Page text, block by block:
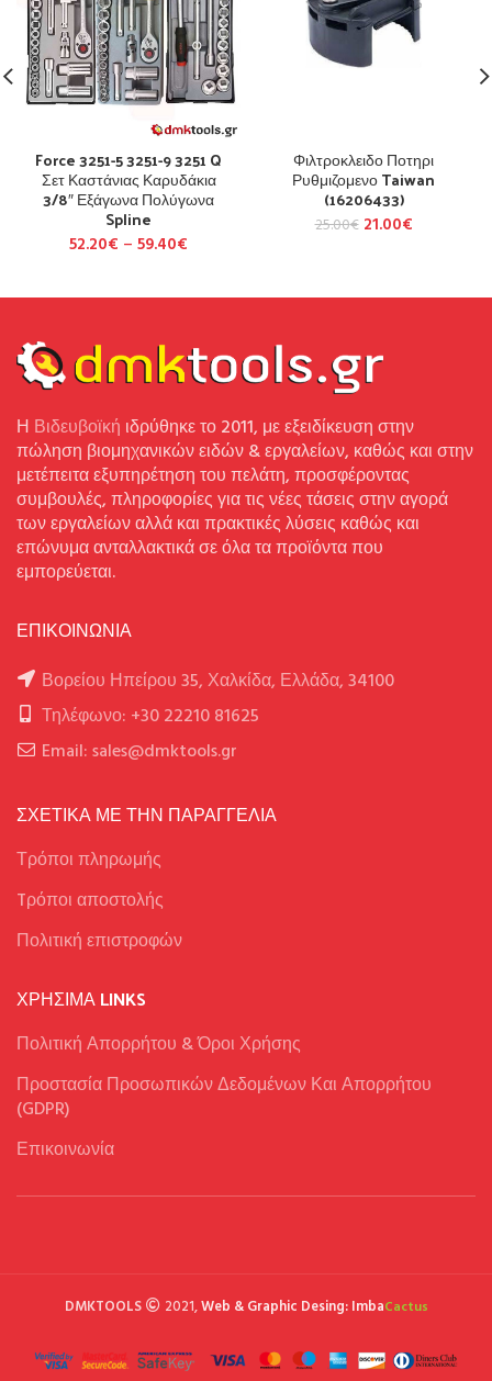
Force 3251-5 3251-9 3251 Q
Σετ Καστάνιας Καρυδάκια
3/8″ Εξάγωνα Πολύγωνα
Spline
52.20€ – 59.40€
Φιλτροκλειδο Ποτηρι
Ρυθμιζομενο Taiwan
(16206433)
25.00€ 21.00€
Η Βιδευβοϊκή ιδρύθηκε το 2011, με εξειδίκευση στην
πώληση βιομηχανικών ειδών & εργαλείων, καθώς και στην
μετέπειτα εξυπηρέτηση του πελάτη, προσφέροντας
συμβουλές, πληροφορίες για τις νέες τάσεις στην αγορά
των εργαλείων αλλά και πρακτικές λύσεις καθώς και
επώνυμα ανταλλακτικά σε όλα τα προϊόντα που
εμπορεύεται.
ΕΠΙΚΟΙΝΩΝΙΑ
Βορείου Ηπείρου 35, Χαλκίδα, Ελλάδα, 34100
Τηλέφωνο: +30 22210 81625
Email: sales@dmktools.gr
ΣΧΕΤΙΚΑ ΜΕ ΤΗΝ ΠΑΡΑΓΓΕΛΙΑ
Τρόποι πληρωμής
Tρόποι αποστολής
Πολιτική επιστροφών
ΧΡΉΣΙΜΑ LINKS
Πολιτική Απορρήτου & Όροι Χρήσης
Προστασία Προσωπικών Δεδομένων Και Απορρήτου
(GDPR)
Επικοινωνία
DMKTOOLS 2021,Web & Graphic Desing: ImbaCactus